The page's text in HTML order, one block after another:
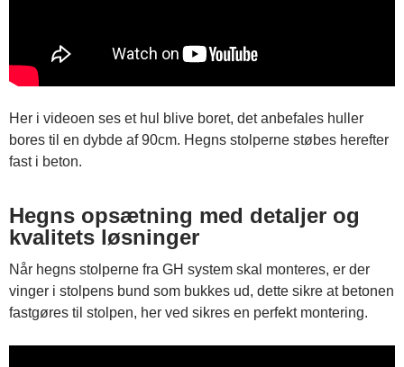
Her i videoen ses et hul blive boret, det anbefales huller
bores til en dybde af 90cm. Hegns stolperne støbes herefter
fast i beton.
Hegns opsætning med detaljer og
kvalitets løsninger
Når hegns stolperne fra GH system skal monteres, er der
vinger i stolpens bund som bukkes ud, dette sikre at betonen
fastgøres til stolpen, her ved sikres en perfekt montering.